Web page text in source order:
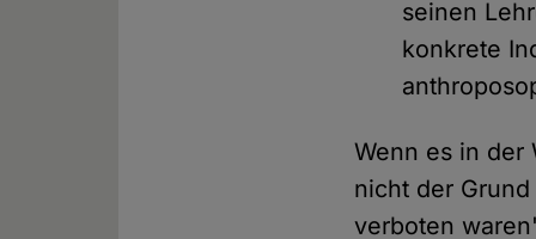
seinen
konkrete
Wenn es in der
nicht der
verboten